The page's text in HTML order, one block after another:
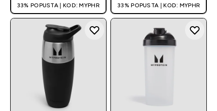
33% POPUSTA | KOD: MYPHR 33% POPUSTA | KOD: MYPHR